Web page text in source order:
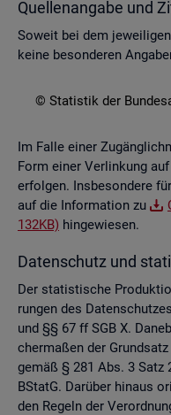
Quel­len­an­ga­be und
So­weit bei dem
keine be­son­de­ren
© Sta­tis­tik der
Im Falle einer
Form einer Ver­lin­kung
er­fol­gen. Ins­be­son­de­re
auf die In­for­ma­ti­on zu
132KB) hin­ge­wie­sen.
Da­ten­schutz und
Der sta­tis­ti­sche
run­gen des
und §§ 67 ff SGB X.
cher­ma­ßen der
gemäß § 281 Abs. 3 Satz
BStatG. Dar­über hin­aus
den Re­geln der